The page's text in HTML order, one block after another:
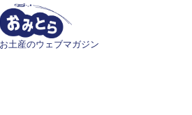
土産のウェブマガジン